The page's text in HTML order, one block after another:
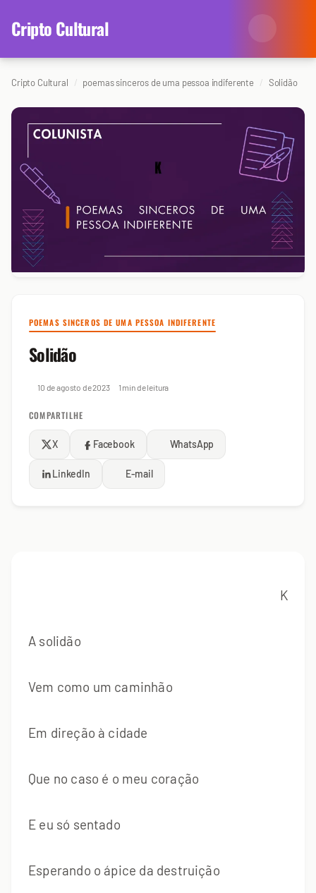
content
Cripto Cultural
Categorias
Cinema
Literatura
Colunistas
Redes Antissociais
Sobre Nós
Arquivo
Cripto Cultural poemas sinceros de uma pessoa indiferente Solidão
POEMAS SINCEROS DE UMA PESSOA INDIFERENTE
Solidão
10 de agosto de 2023 1 min de leitura
COMPARTILHE
X Facebook WhatsApp
LinkedIn E-mail
K
A solidão
Vem como um caminhão
Em direção à cidade
Que no caso é o meu coração
E eu só sentado
Esperando o ápice da destruição